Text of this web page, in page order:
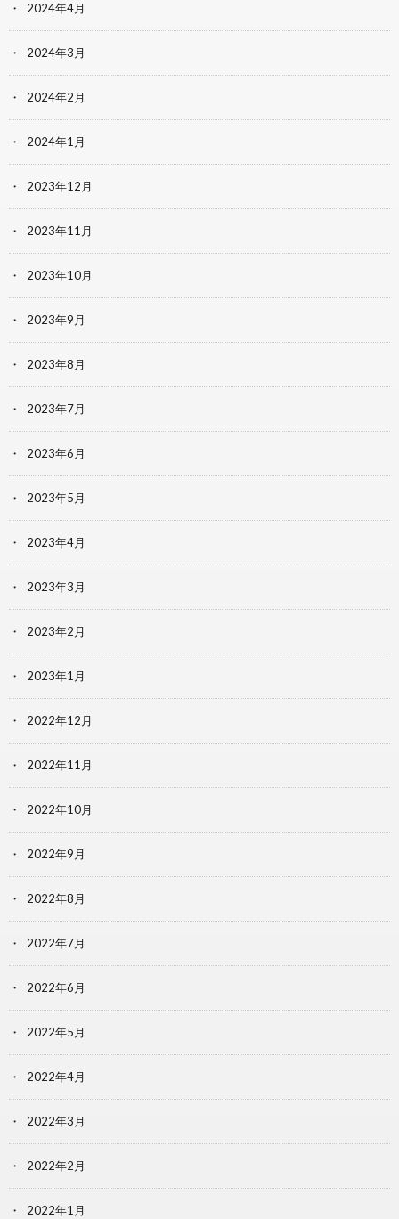
2024年4月
2024年3月
2024年2月
2024年1月
2023年12月
2023年11月
2023年10月
2023年9月
2023年8月
2023年7月
2023年6月
2023年5月
2023年4月
2023年3月
2023年2月
2023年1月
2022年12月
2022年11月
2022年10月
2022年9月
2022年8月
2022年7月
2022年6月
2022年5月
2022年4月
2022年3月
2022年2月
2022年1月